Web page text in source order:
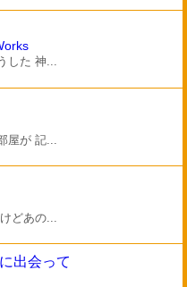
した 神...
屋が 記...
どあの...
出会って